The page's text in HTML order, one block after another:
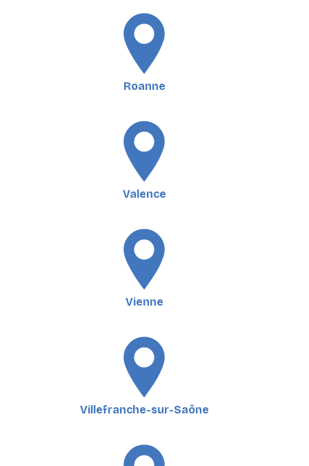
Roanne
Valence
Vienne
Villefranche-sur-Saône